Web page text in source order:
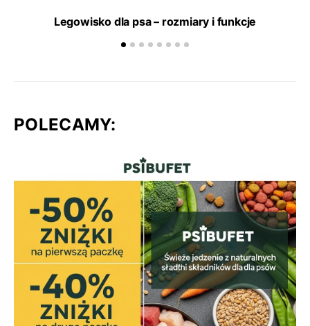
Legowisko dla psa – rozmiary i funkcje
POLECAMY: